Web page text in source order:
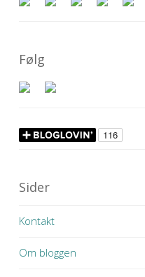
Følg
Sider
Kontakt
Om bloggen